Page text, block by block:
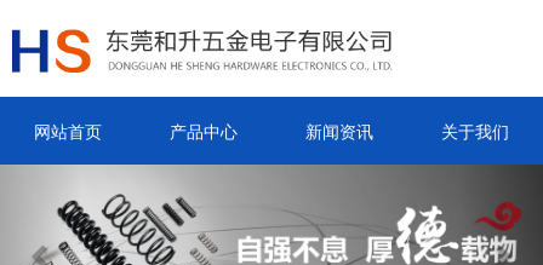
网站首页 产品中心 新闻资讯 关于我们